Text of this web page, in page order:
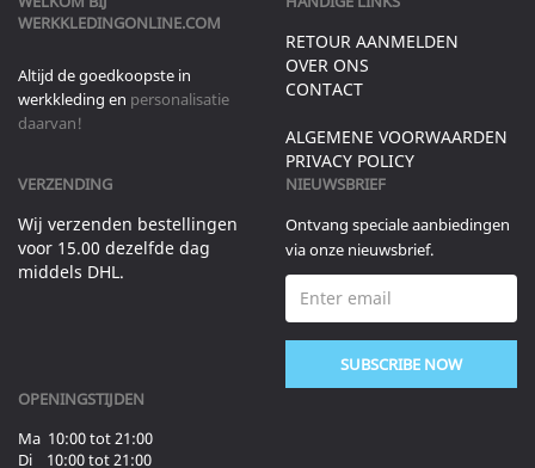
WERKKLEDINGONLINE.COM
Altijd de goedkoopste in
werkkleding en personalisatie
daarvan!
RETOUR AANMELDEN
OVER ONS
CONTACT
ALGEMENE VOORWAARDEN
PRIVACY POLICY
VERZENDING
Wij verzenden bestellingen
voor 15.00 dezelfde dag
middels DHL.
NIEUWSBRIEF
Ontvang speciale aanbiedingen
via onze nieuwsbrief.
SUBSCRIBE NOW
OPENINGSTIJDEN
Ma 10:00 tot 21:00
Di 10:00 tot 21:00